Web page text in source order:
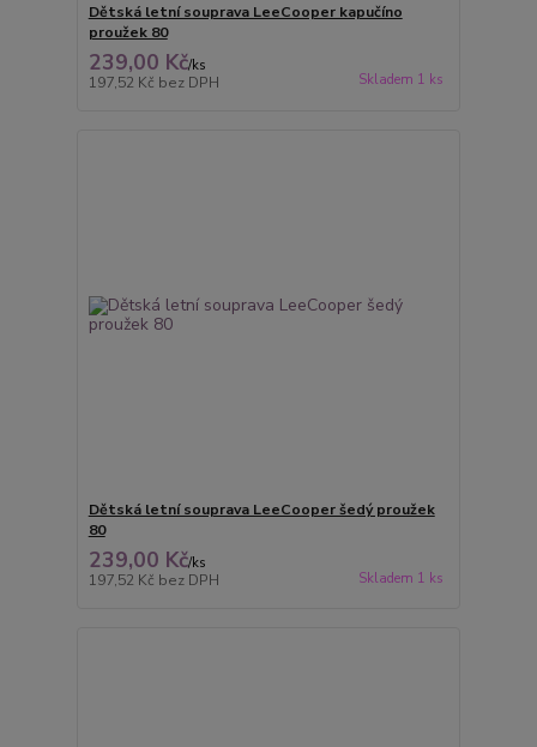
Dětská letní souprava LeeCooper kapučíno
proužek 80
239,00 Kč/ks
197,52 Kč bez DPH Skladem 1 ks
Dětská letní souprava LeeCooper šedý proužek
80
239,00 Kč/ks
197,52 Kč bez DPH Skladem 1 ks